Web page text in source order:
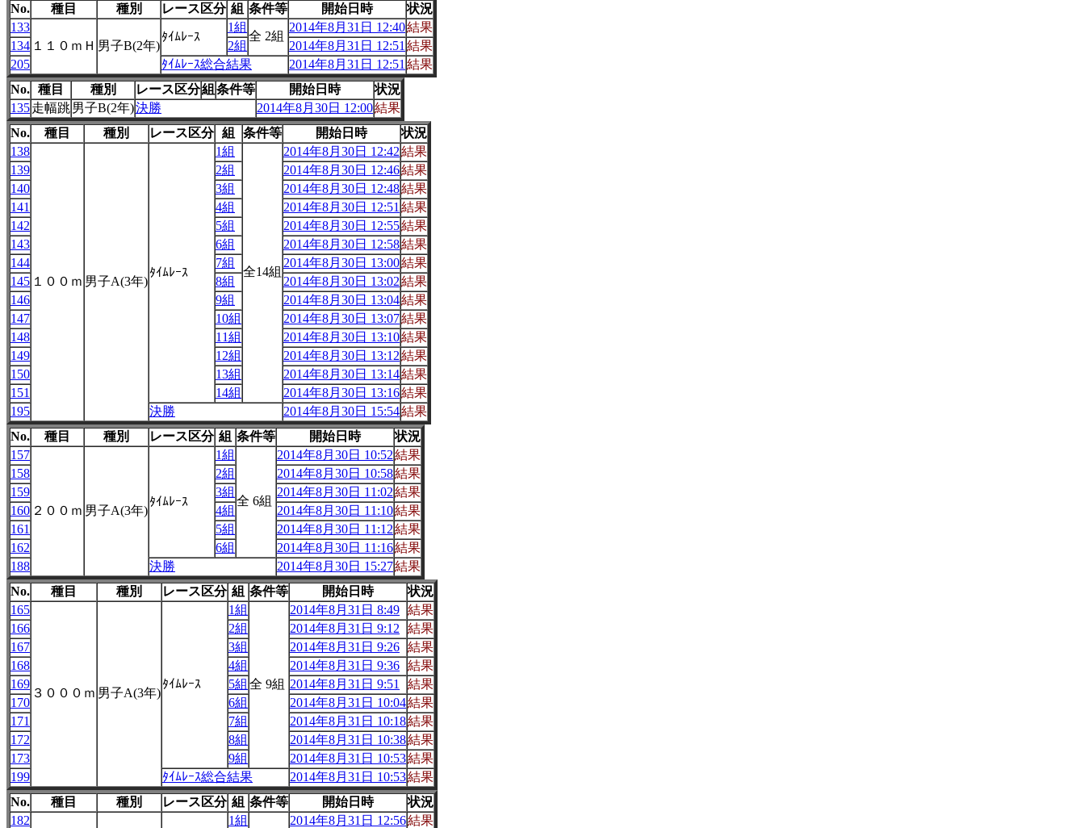
No.
種目 種別 レース区分 組 条件等 開始日時
状況
133
１１０ｍＨ 男子B(2年)
ﾀｲﾑﾚｰｽ
1組
全 2組
2014年8月31日 12:40結果
134
2組 2014年8月31日 12:51 結果
205
ﾀｲﾑﾚｰｽ総合結果 2014年8月31日 12:51 結果
No. 種目 種別 レース区分組 条件等 開始日時
状況
135走幅跳男子B(2年)決勝 2014年8月30日 12:00結果
No.
種目 種別 レース区分 組 条件等 開始日時
状況
138
１００ｍ 男子A(3年)
ﾀｲﾑﾚｰｽ
1組
全14組
2014年8月30日 12:42結果
139
2組 2014年8月30日 12:46結果
140
3組 2014年8月30日 12:48結果
141
4組 2014年8月30日 12:51 結果
142
5組 2014年8月30日 12:55結果
143
6組 2014年8月30日 12:58結果
144
7組 2014年8月30日 13:00結果
145
8組 2014年8月30日 13:02結果
146
9組 2014年8月30日 13:04結果
147
10組 2014年8月30日 13:07結果
148
11組 2014年8月30日 13:10結果
149
12組 2014年8月30日 13:12結果
150
13組 2014年8月30日 13:14結果
151
14組 2014年8月30日 13:16結果
195
決勝 2014年8月30日 15:54結果
No.
種目 種別 レース区分 組 条件等 開始日時
状況
157
２００ｍ 男子A(3年)
ﾀｲﾑﾚｰｽ
1組
全 6組
2014年8月30日 10:52結果
158
2組 2014年8月30日 10:58結果
159
3組 2014年8月30日 11:02結果
160
4組 2014年8月30日 11:10結果
161
5組 2014年8月30日 11:12結果
162
6組 2014年8月30日 11:16結果
188
決勝 2014年8月30日 15:27結果
No.
種目 種別 レース区分 組 条件等 開始日時
状況
165
３０００ｍ 男子A(3年)
ﾀｲﾑﾚｰｽ
1組
全 9組
2014年8月31日 8:49 結果
166
2組 2014年8月31日 9:12
結果
167
3組 2014年8月31日 9:26 結果
168
4組 2014年8月31日 9:36 結果
169
5組 2014年8月31日 9:51
結果
170
6組 2014年8月31日 10:04結果
171
7組 2014年8月31日 10:18結果
172
8組 2014年8月31日 10:38結果
173
9組 2014年8月31日 10:53結果
199
ﾀｲﾑﾚｰｽ総合結果 2014年8月31日 10:53結果
No.
種目 種別 レース区分 組 条件等 開始日時
状況
182
1組
2014年8月31日 12:56結果